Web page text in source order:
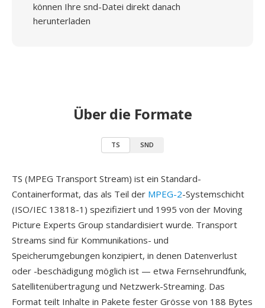
können Ihre snd-Datei direkt danach
herunterladen
Über die Formate
TS SND
TS (MPEG Transport Stream) ist ein Standard-
Containerformat, das als Teil der MPEG-2-Systemschicht
(ISO/IEC 13818-1) spezifiziert und 1995 von der Moving
Picture Experts Group standardisiert wurde. Transport
Streams sind für Kommunikations- und
Speicherumgebungen konzipiert, in denen Datenverlust
oder -beschädigung möglich ist — etwa Fernsehrundfunk,
Satellitenübertragung und Netzwerk-Streaming. Das
Format teilt Inhalte in Pakete fester Grösse von 188 Bytes